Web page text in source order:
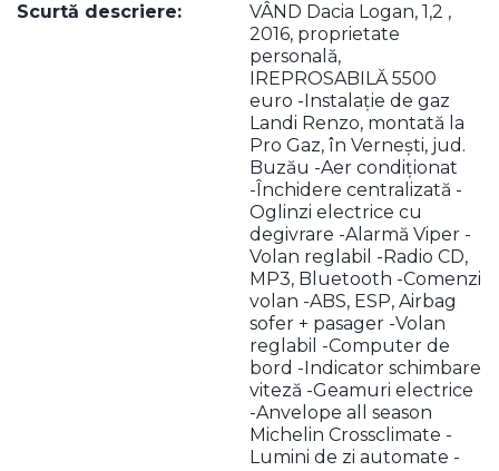
Scurtă descriere:
VÂND Dacia Logan, 1,2 ,
2016, proprietate
personală,
IREPROSABILĂ 5500
euro -Instalație de gaz
Landi Renzo, montată la
Pro Gaz, în Vernești, jud.
Buzău -Aer condiționat
-Închidere centralizată -
Oglinzi electrice cu
degivrare -Alarmă Viper -
Volan reglabil -Radio CD,
MP3, Bluetooth -Comenzi
volan -ABS, ESP, Airbag
sofer + pasager -Volan
reglabil -Computer de
bord -Indicator schimbare
viteză -Geamuri electrice
-Anvelope all season
Michelin Crossclimate -
Lumini de zi automate -